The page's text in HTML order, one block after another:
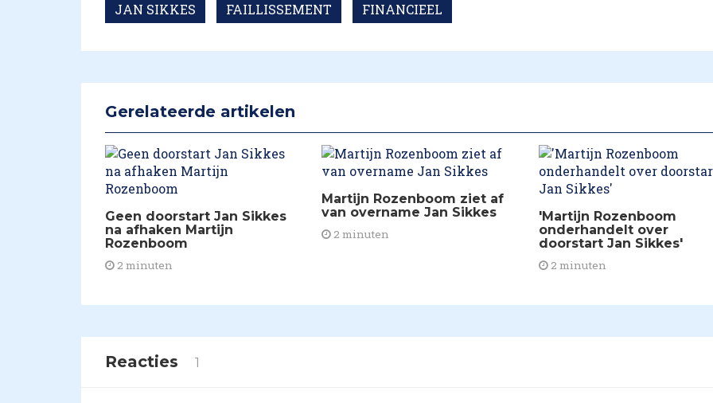
JAN SIKKES FAILLISSEMENT FINANCIEEL
Gerelateerde artikelen
Geen doorstart Jan Sikkes
na afhaken Martijn
Rozenboom
2 minuten
Martijn Rozenboom ziet af
van overname Jan Sikkes
2 minuten
'Martijn Rozenboom
onderhandelt over
doorstart Jan Sikkes'
2 minuten
Reacties 1